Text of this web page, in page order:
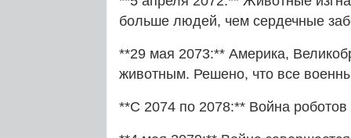
больше людей, чем сердечные
**29 мая 2073:** Америка,
животным. Решено, что все
**С 2074 по 2078:** Война роботов